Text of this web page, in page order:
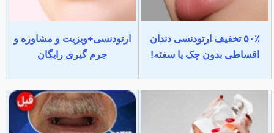
۵۰٪ تخفیف ارتودنسی دندان
اقساطی بدون چک یا سفته!
ارتودنسی+ویزیت و مشاوره و
جرم گیری رایگان